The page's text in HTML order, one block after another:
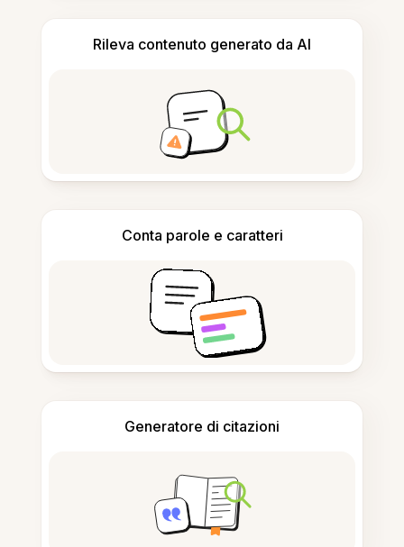
Rileva contenuto generato da AI
Conta parole e caratteri
Generatore di citazioni